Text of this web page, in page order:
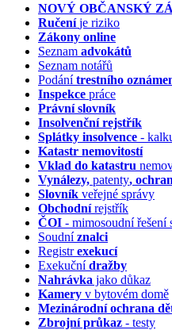
NOVÝ OBČANSKÝ
Ručeníje riziko
Zákony online
Seznam advokátů
Seznam notářů
Podánítrestního
Inspekce práce
Právní slovník
Insolvenčnírejstřík
Splátky insolvence -
Katastr nemovitostí
Vklad do katastru
Vynálezy, patenty,
Slovník veřejné správy
Obchodnírejstřík
ČOI - mimosoudní řešení
Soudníznalci
Registrexekucí
Exekučnídražby
Nahrávka jako důkaz
Kamery v bytovém domě
Mezinárodní ochrana
Zbrojní průkaz - testy